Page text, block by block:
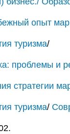
опыт
туризма/
проблемы и
стратегии
туризма/